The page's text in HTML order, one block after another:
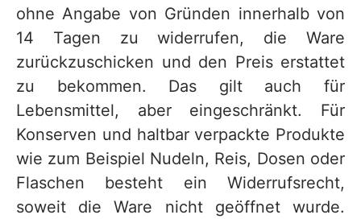
ohne Angabe von Gründen innerhalb von
14 Tagen zu widerrufen, die Ware
zurückzuschicken und den Preis erstattet
zu bekommen. Das gilt auch für
Lebensmittel, aber eingeschränkt. Für
Konserven und haltbar verpackte Produkte
wie zum Beispiel Nudeln, Reis, Dosen oder
Flaschen besteht ein Widerrufsrecht,
soweit die Ware nicht geöffnet wurde.